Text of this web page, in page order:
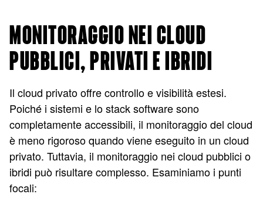
MONITORAGGIO NEI CLOUD
PUBBLICI, PRIVATI E IBRIDI
Il cloud privato offre controllo e visibilità estesi.
Poiché i sistemi e lo stack software sono
completamente accessibili, il monitoraggio del cloud
è meno rigoroso quando viene eseguito in un cloud
privato. Tuttavia, il monitoraggio nei cloud pubblici o
ibridi può risultare complesso. Esaminiamo i punti
focali: